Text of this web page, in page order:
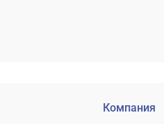
Компания